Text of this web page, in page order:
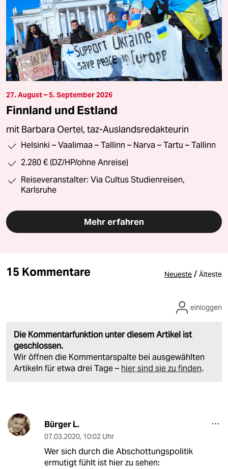
27. August – 5. September 2026
Finnland und Estland
mit Barbara Oertel, taz-Auslandsredakteurin
Helsinki – Vaalimaa – Tallinn – Narva – Tartu – Tallinn
2.280 € (DZ/HP/ohne Anreise)
Reiseveranstalter: Via Cultus Studienreisen,
Karlsruhe
Mehr erfahren
15 Kommentare Neueste / Älteste
Die Kommentarfunktion unter diesem Artikel ist
geschlossen.
Wir öffnen die Kommentarspalte bei ausgewählten
Artikeln für etwa drei Tage – hier sind sie zu finden.
einloggen
Bürger L.
07.03.2020, 10:02 Uhr
Wer sich durch die Abschottungspolitik
ermutigt fühlt ist hier zu sehen: